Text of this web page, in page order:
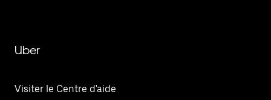
Uber
Visiter le Centre d'aide